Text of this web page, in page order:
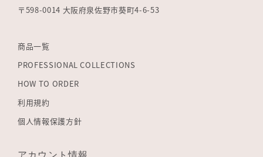
〒598-0014 大阪府泉佐野市葵町4-6-53
商品一覧
PROFESSIONAL COLLECTIONS
HOW TO ORDER
利用規約
個人情報保護方針
アカウント情報